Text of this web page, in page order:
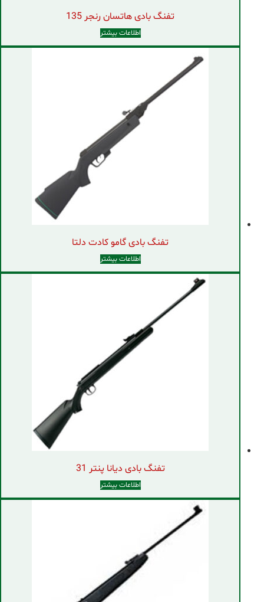
تفنگ بادی هاتسان رنجر 135
اطلاعات بیشتر
تفنگ بادی گامو کادت دلتا
اطلاعات بیشتر
تفنگ بادی دیانا پنتر 31
اطلاعات بیشتر